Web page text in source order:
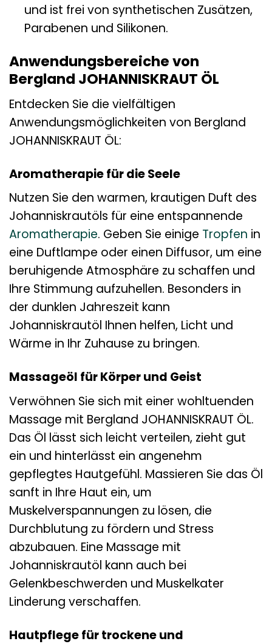
und ist frei von synthetischen Zusätzen,
Parabenen und Silikonen.
Anwendungsbereiche von
Bergland JOHANNISKRAUT ÖL
Entdecken Sie die vielfältigen
Anwendungsmöglichkeiten von Bergland
JOHANNISKRAUT ÖL:
Aromatherapie für die Seele
Nutzen Sie den warmen, krautigen Duft des
Johanniskrautöls für eine entspannende
Aromatherapie. Geben Sie einige Tropfen in
eine Duftlampe oder einen Diffusor, um eine
beruhigende Atmosphäre zu schaffen und
Ihre Stimmung aufzuhellen. Besonders in
der dunklen Jahreszeit kann
Johanniskrautöl Ihnen helfen, Licht und
Wärme in Ihr Zuhause zu bringen.
Massageöl für Körper und Geist
Verwöhnen Sie sich mit einer wohltuenden
Massage mit Bergland JOHANNISKRAUT ÖL.
Das Öl lässt sich leicht verteilen, zieht gut
ein und hinterlässt ein angenehm
gepflegtes Hautgefühl. Massieren Sie das Öl
sanft in Ihre Haut ein, um
Muskelverspannungen zu lösen, die
Durchblutung zu fördern und Stress
abzubauen. Eine Massage mit
Johanniskrautöl kann auch bei
Gelenkbeschwerden und Muskelkater
Linderung verschaffen.
Hautpflege für trockene und